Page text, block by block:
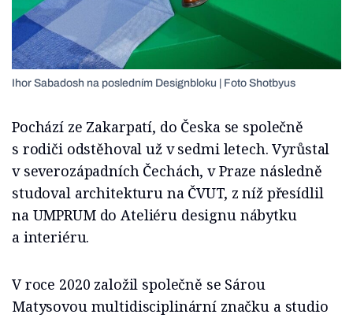
Ihor Sabadosh na posledním Designbloku | Foto Shotbyus
Pochází ze Zakarpatí, do Česka se společně
s rodiči odstěhoval už v sedmi letech. Vyrůstal
v severozápadních Čechách, v Praze následně
studoval architekturu na ČVUT, z níž přesídlil
na UMPRUM do Ateliéru designu nábytku
a interiéru.
V roce 2020 založil společně se Sárou
Matysovou multidisciplinární značku a studio